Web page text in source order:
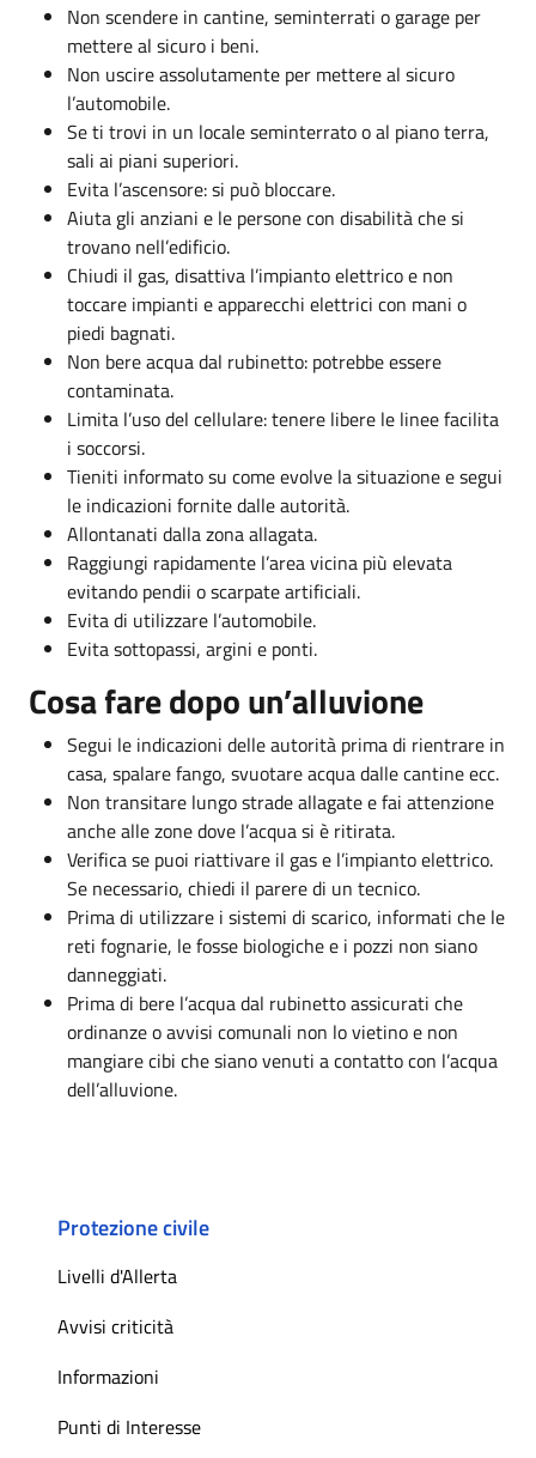
Non scendere in cantine, seminterrati o garage per
mettere al sicuro i beni.
Non uscire assolutamente per mettere al sicuro
l’automobile.
Se ti trovi in un locale seminterrato o al piano terra,
sali ai piani superiori.
Evita l’ascensore: si può bloccare.
Aiuta gli anziani e le persone con disabilità che si
trovano nell’edificio.
Chiudi il gas, disattiva l’impianto elettrico e non
toccare impianti e apparecchi elettrici con mani o
piedi bagnati.
Non bere acqua dal rubinetto: potrebbe essere
contaminata.
Limita l’uso del cellulare: tenere libere le linee facilita
i soccorsi.
Tieniti informato su come evolve la situazione e segui
le indicazioni fornite dalle autorità.
Allontanati dalla zona allagata.
Raggiungi rapidamente l’area vicina più elevata
evitando pendii o scarpate artificiali.
Evita di utilizzare l’automobile.
Evita sottopassi, argini e ponti.
Cosa fare dopo un’alluvione
Segui le indicazioni delle autorità prima di rientrare in
casa, spalare fango, svuotare acqua dalle cantine ecc.
Non transitare lungo strade allagate e fai attenzione
anche alle zone dove l’acqua si è ritirata.
Verifica se puoi riattivare il gas e l’impianto elettrico.
Se necessario, chiedi il parere di un tecnico.
Prima di utilizzare i sistemi di scarico, informati che le
reti fognarie, le fosse biologiche e i pozzi non siano
danneggiati.
Prima di bere l’acqua dal rubinetto assicurati che
ordinanze o avvisi comunali non lo vietino e non
mangiare cibi che siano venuti a contatto con l’acqua
dell’alluvione.
Protezione civile
Livelli d'Allerta
Avvisi criticità
Informazioni
Punti di Interesse